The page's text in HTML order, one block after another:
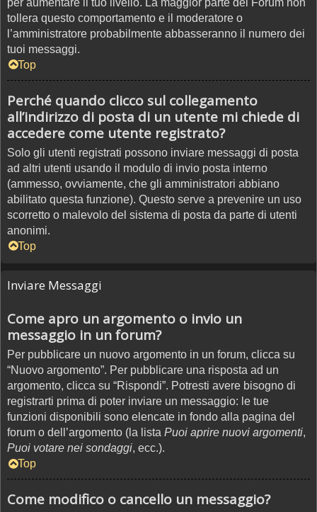
tollera questo comportamento e il moderatore o
l’amministratore probabilmente abbasseranno il numero dei
tuoi messaggi.
Top
Perché quando clicco sul collegamento
all’indirizzo di posta di un utente mi chiede di
accedere come utente registrato?
Solo gli utenti registrati possono inviare messaggi di posta
ad altri utenti usando il modulo di invio posta interno
(ammesso, ovviamente, che gli amministratori abbiano
abilitato questa funzione). Questo serve a prevenire un uso
scorretto o malevolo del sistema di posta da parte di utenti
anonimi.
Top
Inviare Messaggi
Come apro un argomento o invio un
messaggio in un forum?
Per pubblicare un nuovo argomento in un forum, clicca su
“Nuovo argomento”. Per pubblicare una risposta ad un
argomento, clicca su “Rispondi”. Potresti avere bisogno di
registrarti prima di poter inviare un messaggio: le tue
funzioni disponibili sono elencate in fondo alla pagina del
forum o dell’argomento (la lista Puoi aprire nuovi argomenti,
Puoi votare nei sondaggi, ecc.).
Top
Come modifico o cancello un messaggio?